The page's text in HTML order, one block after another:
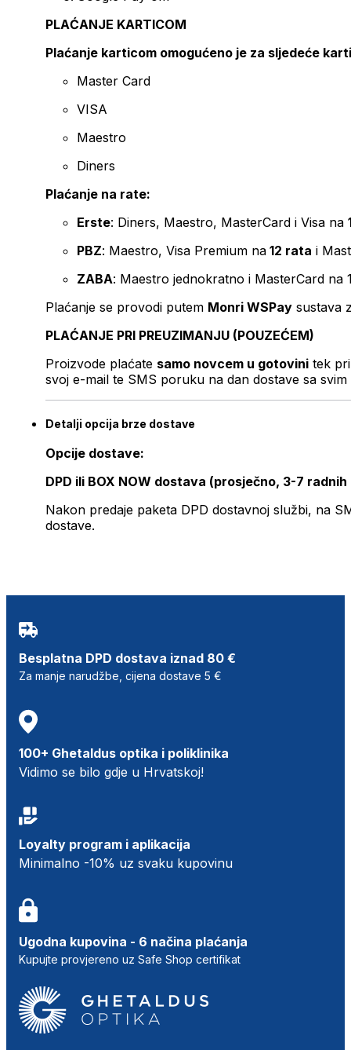
PLAĆANJE KARTICOM
Plaćanje karticom omogućeno je za sljedeće
Master Card
VISA
Maestro
Diners
Plaćanje na rate:
Erste: Diners, Maestro, MasterCard i Visa na
PBZ: Maestro, Visa Premium na 12 rata i
ZABA: Maestro jednokratno i MasterCard na
Plaćanje se provodi putem Monri WSPay sustava
PLAĆANJE PRI PREUZIMANJU (POUZEĆEM)
Proizvode plaćate samo novcem u gotovini tek
svoj e-mail te SMS poruku na dan dostave sa svim
Detalji opcija brze dostave
Opcije dostave:
DPD ili BOX NOW dostava (prosječno, 3-7 radnih
Nakon predaje paketa DPD dostavnoj službi, na
dostave.
Besplatna DPD dostava iznad 80 €
Za manje narudžbe, cijena dostave 5 €
100+ Ghetaldus optika i poliklinika
Vidimo se bilo gdje u Hrvatskoj!
Loyalty program i aplikacija
Minimalno -10% uz svaku kupovinu
Ugodna kupovina - 6 načina plaćanja
Kupujte provjereno uz Safe Shop certifikat